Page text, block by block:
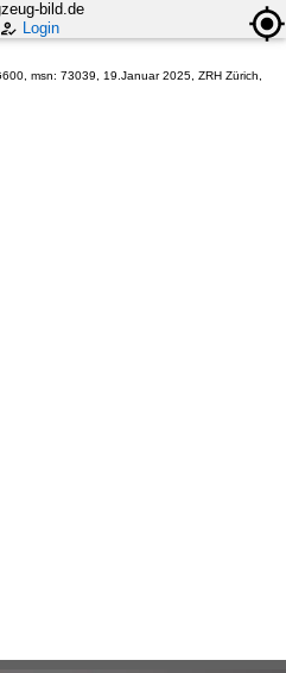
bild.de
Login
msn: 73039, 19.Januar 2025, ZRH Zürich,